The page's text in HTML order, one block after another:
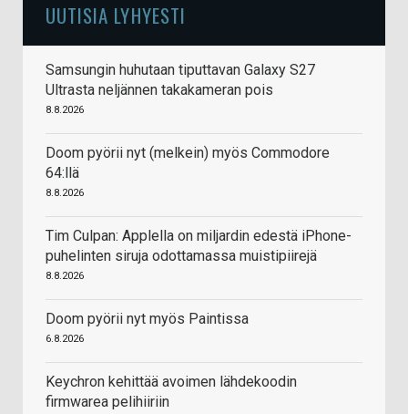
UUTISIA LYHYESTI
Samsungin huhutaan tiputtavan Galaxy S27
Ultrasta neljännen takakameran pois
8.8.2026
Doom pyörii nyt (melkein) myös Commodore
64:llä
8.8.2026
Tim Culpan: Applella on miljardin edestä iPhone-
puhelinten siruja odottamassa muistipiirejä
8.8.2026
Doom pyörii nyt myös Paintissa
6.8.2026
Keychron kehittää avoimen lähdekoodin
firmwarea pelihiiriin